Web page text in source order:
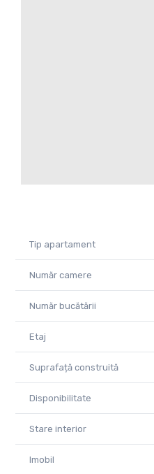
Tip apartament
Număr camere
Număr bucătării
Etaj
Suprafață construită
Disponibilitate
Stare interior
Imobil